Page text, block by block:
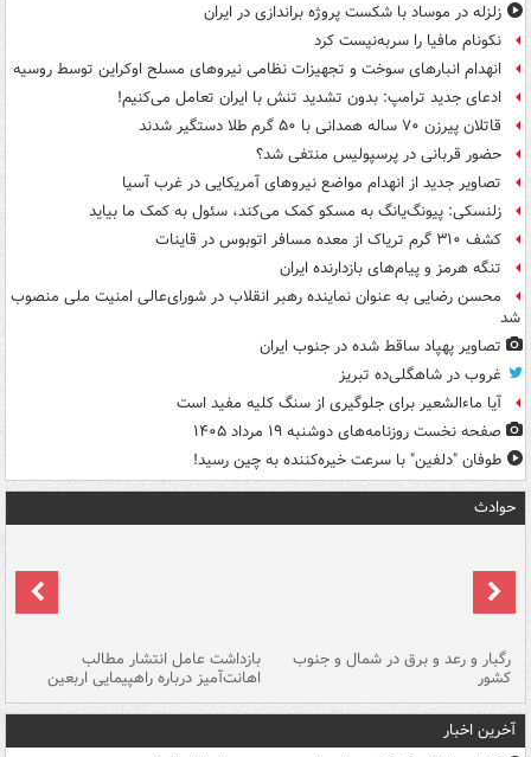
زلزله در موساد با شکست پروژه براندازی در ایران
نکونام مافیا را سربه‌نیست کرد
انهدام انبارهای سوخت و تجهیزات نظامی نیروهای مسلح اوکراین توسط روسیه
ادعای جدید ترامپ: بدون تشدید تنش با ایران تعامل می‌کنیم!
قاتلان پیرزن ۷۰ ساله همدانی با ۵۰ گرم طلا دستگیر شدند
حضور قربانی در پرسپولیس منتفی شد؟
تصاویر جدید از انهدام مواضع نیروهای آمریکایی در غرب آسیا
زلنسکی: پیونگ‌یانگ به مسکو کمک می‌کند، سئول به کمک ما بیاید
کشف ۳۱۰ گرم تریاک از معده مسافر اتوبوس در قاینات
تنگه هرمز و پیام‌های بازدارنده ایران
محسن رضایی به عنوان نماینده رهبر انقلاب در شورای‌عالی امنیت ملی منصوب
شد
تصاویر پهپاد ساقط شده در جنوب ایران
غروب در شاهگلی‌ده تبریز
آیا ماءالشعیر برای جلوگیری از سنگ کلیه مفید است
صفحه نخست روزنامه‌های دوشنبه ۱۹ مرداد ۱۴۰۵
طوفان "دلفین" با سرعت خیره‌کننده به چین رسید!
حوادث
رگبار و رعد و برق در شمال و جنوب
کشور
بازداشت عامل انتشار مطالب
اهانت‌آمیز درباره راهپیمایی اربعین
آخرین اخبار